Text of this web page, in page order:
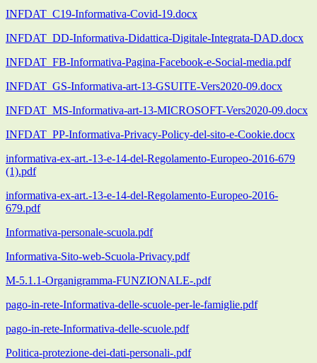
INFDAT_C19-Informativa-Covid-19.docx
INFDAT_DD-Informativa-Didattica-Digitale-Integrata-DAD.docx
INFDAT_FB-Informativa-Pagina-Facebook-e-Social-media.pdf
INFDAT_GS-Informativa-art-13-GSUITE-Vers2020-09.docx
INFDAT_MS-Informativa-art-13-MICROSOFT-Vers2020-09.docx
INFDAT_PP-Informativa-Privacy-Policy-del-sito-e-Cookie.docx
informativa-ex-art.-13-e-14-del-Regolamento-Europeo-2016-679
(1).pdf
informativa-ex-art.-13-e-14-del-Regolamento-Europeo-2016-
679.pdf
Informativa-personale-scuola.pdf
Informativa-Sito-web-Scuola-Privacy.pdf
M-5.1.1-Organigramma-FUNZIONALE-.pdf
pago-in-rete-Informativa-delle-scuole-per-le-famiglie.pdf
pago-in-rete-Informativa-delle-scuole.pdf
Politica-protezione-dei-dati-personali-.pdf